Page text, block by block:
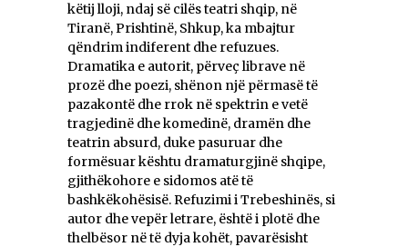
këtij lloji, ndaj së cilës teatri shqip, në
Tiranë, Prishtinë, Shkup, ka mbajtur
qëndrim indiferent dhe refuzues.
Dramatika e autorit, përveç librave në
prozë dhe poezi, shënon një përmasë të
pazakontë dhe rrok në spektrin e vetë
tragjedinë dhe komedinë, dramën dhe
teatrin absurd, duke pasuruar dhe
formësuar kështu dramaturgjinë shqipe,
gjithëkohore e sidomos atë të
bashkëkohësisë. Refuzimi i Trebeshinës, si
autor dhe vepër letrare, është i plotë dhe
thelbësor në të dyja kohët, pavarësisht